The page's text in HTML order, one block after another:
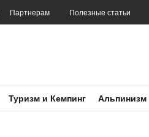
Партнерам Полезные статьи
Туризм и Кемпинг Альпинизм